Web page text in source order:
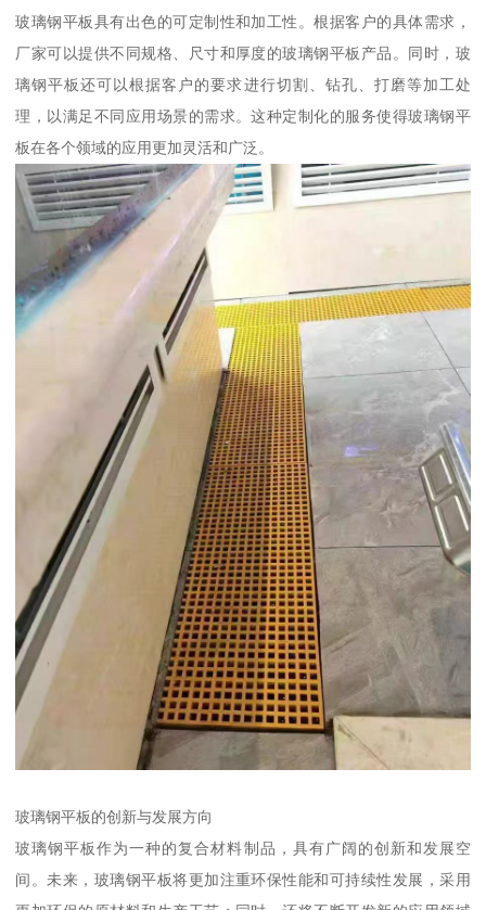
玻璃钢平板具有出色的可定制性和加工性。根据客户的具体需求，
厂家可以提供不同规格、尺寸和厚度的玻璃钢平板产品。同时，玻
璃钢平板还可以根据客户的要求进行切割、钻孔、打磨等加工处
理，以满足不同应用场景的需求。这种定制化的服务使得玻璃钢平
板在各个领域的应用更加灵活和广泛。
玻璃钢平板的创新与发展方向
玻璃钢平板作为一种的复合材料制品，具有广阔的创新和发展空
间。未来，玻璃钢平板将更加注重环保性能和可持续性发展，采用